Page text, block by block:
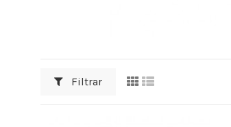
Filtrar